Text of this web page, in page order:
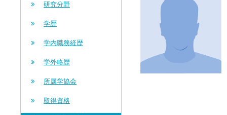
研究分野
学歴
学内職務経歴
学外略歴
所属学協会
取得資格